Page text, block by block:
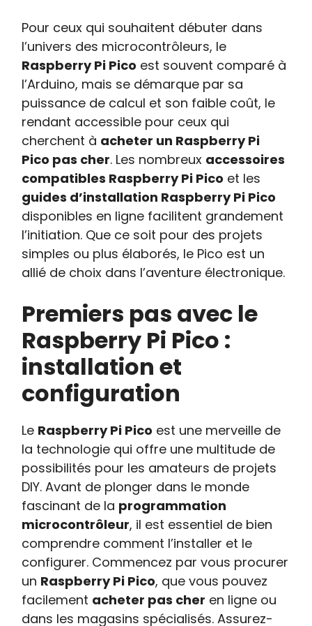
Pour ceux qui souhaitent débuter dans
l’univers des microcontrôleurs, le
Raspberry Pi Pico est souvent comparé à
l’Arduino, mais se démarque par sa
puissance de calcul et son faible coût, le
rendant accessible pour ceux qui
cherchent à acheter un Raspberry Pi
Pico pas cher. Les nombreux accessoires
compatibles Raspberry Pi Pico et les
guides d’installation Raspberry Pi Pico
disponibles en ligne facilitent grandement
l’initiation. Que ce soit pour des projets
simples ou plus élaborés, le Pico est un
allié de choix dans l’aventure électronique.
Premiers pas avec le
Raspberry Pi Pico :
installation et
configuration
Le Raspberry Pi Pico est une merveille de
la technologie qui offre une multitude de
possibilités pour les amateurs de projets
DIY. Avant de plonger dans le monde
fascinant de la programmation
microcontrôleur, il est essentiel de bien
comprendre comment l’installer et le
configurer. Commencez par vous procurer
un Raspberry Pi Pico, que vous pouvez
facilement acheter pas cher en ligne ou
dans les magasins spécialisés. Assurez-